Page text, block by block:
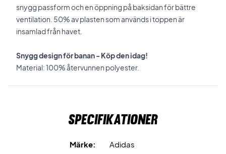
snygg passform och en öppning på baksidan för bättre
ventilation. 50% av plasten som används i toppen är
insamlad från havet.
Snygg design för banan - Köp den idag!
Material: 100% återvunnen polyester.
Specifikationer
Märke:
Adidas